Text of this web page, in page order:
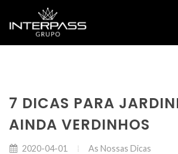
7 DICAS PARA
AINDA VERDINHOS
2020-04-01 As Nossas Dicas